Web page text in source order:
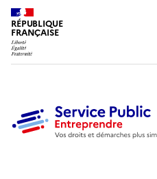
RÉPUBLIQUE
FRANÇAISE